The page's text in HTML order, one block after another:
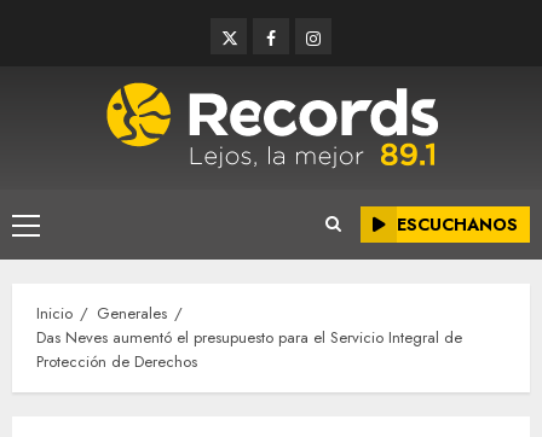
TwitterFacebookInstagram
Menú
principal
ESCUCHANOS
Inicio
Generales
Das Neves aumentó el presupuesto para el Servicio Integral de
Protección de Derechos